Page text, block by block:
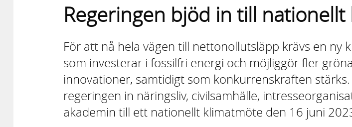
Regeringen bjöd in till
För att nå hela vägen till nettonollutsläpp krävs en ny
som investerar i fossilfri energi och möjliggör fler gröna
innovationer, samtidigt som konkurrenskraften
regeringen in näringsliv, civilsamhälle,
akademin till ett nationellt klimatmöte den 16 juni